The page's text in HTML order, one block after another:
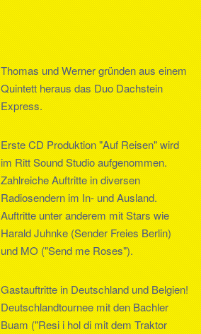
Thomas und Werner gründen aus einem
Quintett heraus das Duo Dachstein
Express.
Erste CD Produktion "Auf Reisen" wird
im Ritt Sound Studio aufgenommen.
Zahlreiche Auftritte in diversen
Radiosendern im In- und Ausland.
Auftritte unter anderem mit Stars wie
Harald Juhnke (Sender Freies Berlin)
und MO ("Send me Roses").
Gastauftritte in Deutschland und Belgien!
Deutschlandtournee mit den Bachler
Buam ("Resi i hol di mit dem Traktor